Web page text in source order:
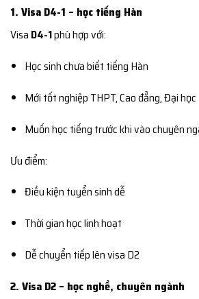
1. Visa D4-1 – học tiếng Hàn
Visa D4-1phù hợp với:
Học sinh chưa biết tiếng Hàn
Mới tốt nghiệp THPT, Cao đẳng, Đại học
Muốn học tiếng trước khi vào chuyên
Ưu điểm:
Điều kiện tuyển sinh dễ
Thời gian học linh hoạt
Dễ chuyển tiếp lên visa D2
2. Visa D2 – học nghề, chuyên ngành